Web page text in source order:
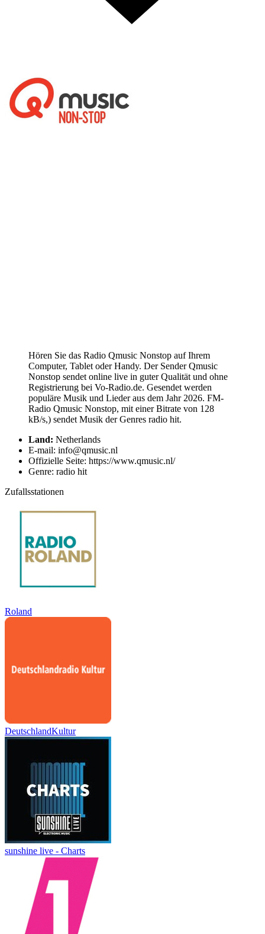
Hören Sie das Radio Qmusic Nonstop auf Ihrem
Computer, Tablet oder Handy. Der Sender Qmusic
Nonstop sendet online live in guter Qualität und ohne
Registrierung bei Vo-Radio.de. Gesendet werden
populäre Musik und Lieder aus dem Jahr 2026. FM-
Radio Qmusic Nonstop, mit einer Bitrate von 128
kB/s,) sendet Musik der Genres radio hit.
Land: Netherlands
E-mail: info@qmusic.nl
Offizielle Seite: https://www.qmusic.nl/
Genre: radio hit
Zufallsstationen
Roland
DeutschlandKultur
sunshine live - Charts